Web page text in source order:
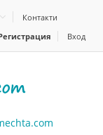
Контакти
Вход